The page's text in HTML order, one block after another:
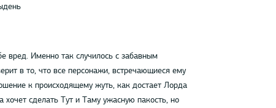
вред. Именно так случилось с забавным
в то, что все персонажи, встречающиеся ему
к происходящему жуть, как достает Лорда
сделать Тут и Таму ужасную пакость, но